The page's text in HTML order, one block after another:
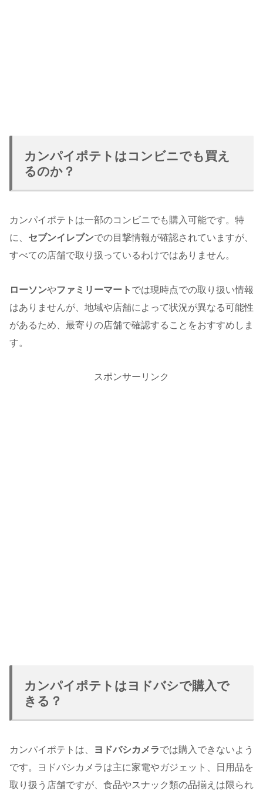
カンパイポテトはコンビニでも買え
るのか？
カンパイポテトは一部のコンビニでも購入可能です。特
に、 セブンイレブンでの目撃情報が確認されていますが、
すべての店舗で取り扱っているわけではありません。
ローソンやファミリーマート では現時点での取り扱い情報
はありませんが、地域や店舗によって状況が異なる可能性
があるため、最寄りの店舗で確認することをおすすめしま
す。
スポンサーリンク
カンパイポテトはヨドバシで購入で
きる？
カンパイポテトは、 ヨドバシカメラでは購入できないよう
です。ヨドバシカメラは主に家電やガジェット、日用品を
取り扱う店舗ですが、食品やスナック類の品揃えは限られ